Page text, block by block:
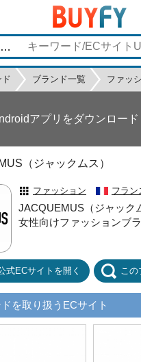
ド ブランド一覧 ファッ
アプリをダウンロード
（ジャックムス）
ファッション フラン
JACQUEMUS（ジャック
女性向けファッションブラ
式ECサイトを開く この
を取り扱うECサイト